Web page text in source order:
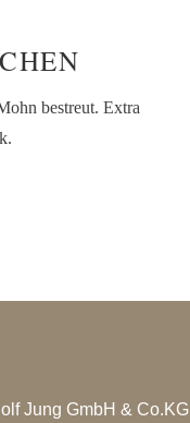
bestreut. Extra
Jung GmbH & Co.KG